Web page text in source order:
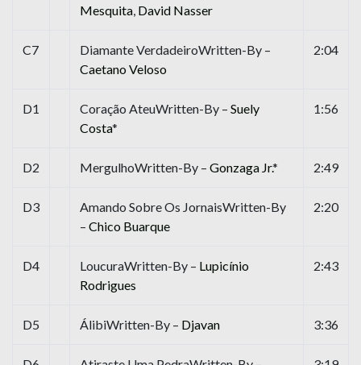
Mesquita, David Nasser
C7
Diamante VerdadeiroWritten-By –
Caetano Veloso
2:04
D1 Coração AteuWritten-By – Suely
Costa*
1:56
D2 MergulhoWritten-By – Gonzaga Jr.* 2:49
D3
Amando Sobre Os JornaisWritten-By
– Chico Buarque
2:20
D4 LoucuraWritten-By – Lupicínio
Rodrigues
2:43
D5 ÁlibiWritten-By – Djavan 3:36